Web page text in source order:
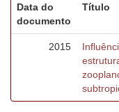
Data do
documento
Título
2015